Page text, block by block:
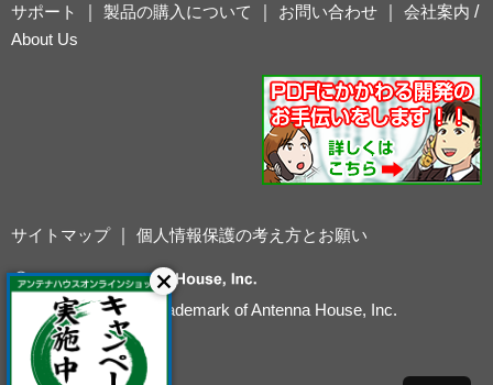
サポート
製品の購入について お問い合わせ 会社案内 /
About Us
サイトマップ｜ 個人情報保護の考え方とお願い
Antenna House is a trademark of Antenna House, Inc.